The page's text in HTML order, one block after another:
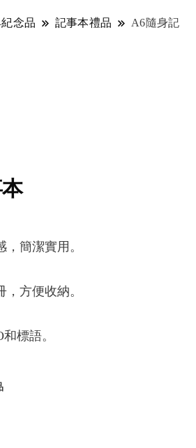
念品 記事本禮品
A6隨身記
簡潔實用。
方便收納。
標語。